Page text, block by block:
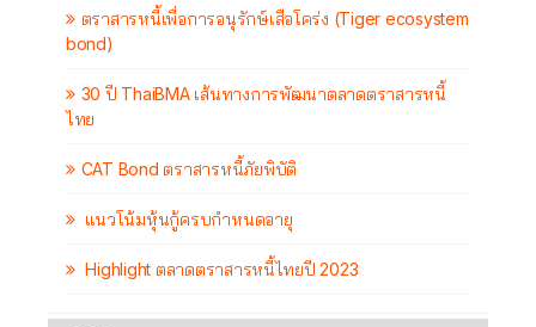
ตราสารหนี้เพื่อการอนุรักษ์เสือโคร่ง (Tiger ecosystem
bond)
30 ปี ThaiBMA เส้นทางการพัฒนาตลาดตราสารหนี้
ไทย
CAT Bond ตราสารหนี้ภัยพิบัติ
แนวโน้มหุ้นกู้ครบกำหนดอายุ
Highlight ตลาดตราสารหนี้ไทยปี 2023